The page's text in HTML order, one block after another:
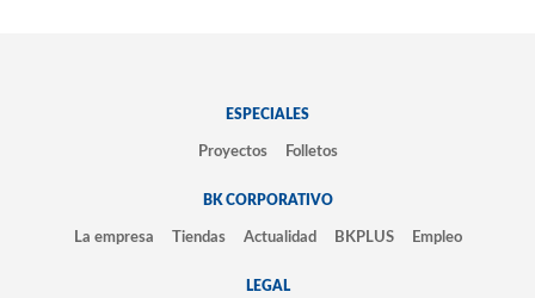
ESPECIALES
Proyectos Folletos
BK CORPORATIVO
La empresa Tiendas Actualidad BKPLUS Empleo
LEGAL